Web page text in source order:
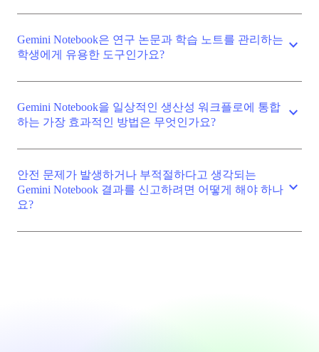
Gemini Notebook은 연구 논문과 학습 노트를 관리하는
학생에게 유용한 도구인가요?
expand_more
Gemini Notebook을 일상적인 생산성 워크플로에 통합
하는 가장 효과적인 방법은 무엇인가요?
expand_more
안전 문제가 발생하거나 부적절하다고 생각되는
Gemini Notebook 결과를 신고하려면 어떻게 해야 하나
요?
expand_more